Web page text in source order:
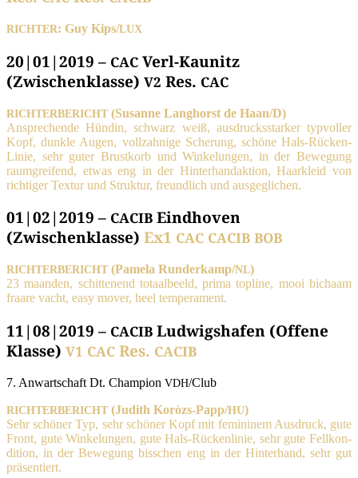
RICHTER: Guy Kips/LUX
20|01|2019 – CAC Verl-Kaunitz
(Zwischenklasse) V2 Res. CAC
RICHTERBERICHT (Susan­ne Lang­horst de Haan/D)
Anspre­chen­de Hün­din, schwarz weiß, aus­drucks­star­ker typ­vol­ler
Kopf, dunk­le Augen, voll­zah­ni­ge Sche­rung, schö­ne Hals-Rücken-
Linie, sehr guter Brust­korb und Win­ke­lun­gen, in der Bewe­gung
raum­grei­fend, etwas eng in der Hin­ter­hand­ak­ti­on, Haar­kleid von
rich­ti­ger Tex­tur und Struk­tur, freund­lich und ausgeglichen.
01|02|2019 – CACIB Eindhoven
(Zwischenklasse) Ex1 CAC CACIB BOB
RICHTERBERICHT (Pame­la Runderkamp/NL)
23 maan­den, schit­ten­end totaal­beeld, pri­ma topli­ne, mooi bichaam
fraa­re vacht, easy mover, heel temperament.
11|08|2019 – CACIB Ludwigshafen (Offene
Klasse) V1 CAC Res. CACIB
7. Anwart­schaft Dt. Cham­pi­on VDH/Club
RICHTERBERICHT (Judith Koròzs-Pap­p/HU)
Sehr schö­ner Typ, sehr schö­ner Kopf mit femi­ni­nem Aus­druck, gute
Front, gute Win­ke­lun­gen, gute Hals-Rücken­li­nie, sehr gute Fell­kon­
di­ti­on, in der Bewe­gung biss­chen eng in der Hin­ter­hand, sehr gut
präsentiert.